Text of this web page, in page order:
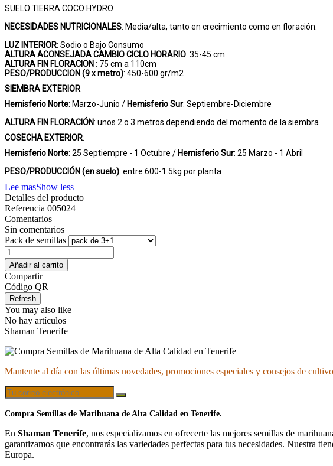
SUELO TIERRA COCO HYDRO
NECESIDADES NUTRICIONALES: Media/alta, tanto en crecimiento como en floración.
LUZ INTERIOR: Sodio o Bajo Consumo
ALTURA ACONSEJADA CAMBIO CICLO HORARIO: 35-45 cm
ALTURA FIN FLORACION : 75 cm a 110cm
PESO/PRODUCCION (9 x metro): 450-600 gr/m2
SIEMBRA EXTERIOR:
Hemisferio Norte: Marzo-Junio / Hemisferio Sur: Septiembre-Diciembre
ALTURA FIN FLORACIÓN: unos 2 o 3 metros dependiendo del momento de la siembra
COSECHA EXTERIOR:
Hemisferio Norte: 25 Septiempre - 1 Octubre / Hemisferio Sur: 25 Marzo - 1 Abril
PESO/PRODUCCIÓN (en suelo): entre 600-1.5kg por planta
Lee masShow less
Detalles del producto
Referencia 005024
Comentarios
Sin comentarios
Pack de semillas
Añadir al carrito
Compartir
Código QR
You may also like
No hay artículos
Shaman Tenerife
Mantente al día con las últimas novedades, promociones especiales y consejos de
Compra Semillas de Marihuana de Alta Calidad en Tenerife.
En Shaman Tenerife, nos especializamos en ofrecerte las mejores semillas de
garantizamos que encontrarás las variedades perfectas para tus necesidades. Nuestra
Europa.